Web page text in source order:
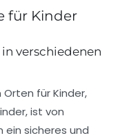
für Kinder
verschiedenen
Orten für Kinder,
ist von
ein sicheres und